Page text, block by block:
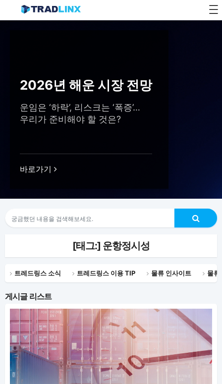
2026년 해운 시장 전망
운임은 ‘하락’, 리스크는 ‘폭증’…
우리가 준비해야 할 것은?
바로가기
[태그:] 운항정시성
게시글 리스트
트레드링스 소식 트레드링스 이용 TIP 물류 인사이트 물류